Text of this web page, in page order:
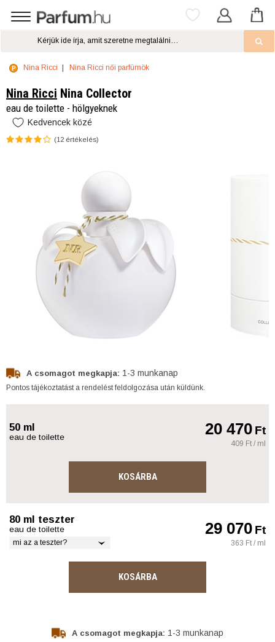
Nina Ricci Nina Ricci női parfümök
Nina Ricci Nina Collector
eau de toilette - hölgyeknek
Kedvencek közé
(12 értékelés)
A csomagot megkapja: 1-3 munkanap
Pontos tájékoztatást a rendelést feldolgozása után küldünk.
50 ml
eau de toilette 20 470Ft
409 Ft / ml
KOSÁRBA
80 ml teszter
eau de toilette
mi az a teszter?
29 070Ft
363 Ft / ml
KOSÁRBA
A csomagot megkapja: 1-3 munkanap